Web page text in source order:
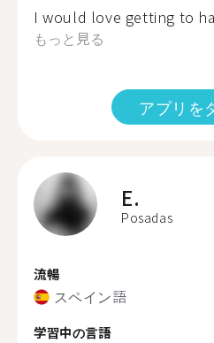
I would love getting to
もっと見る
アプリを
E.
Posadas
流暢
スペイン語
学習中の言語